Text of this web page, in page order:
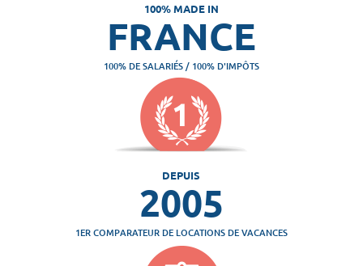
100% MADE IN
FRANCE
100% DE SALARIÉS / 100% D'IMPÔTS
DEPUIS
2005
1ER COMPARATEUR DE LOCATIONS DE VACANCES